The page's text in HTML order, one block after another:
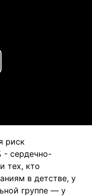
риск
- сердечно-
тех, кто
в детстве, у
группе — у